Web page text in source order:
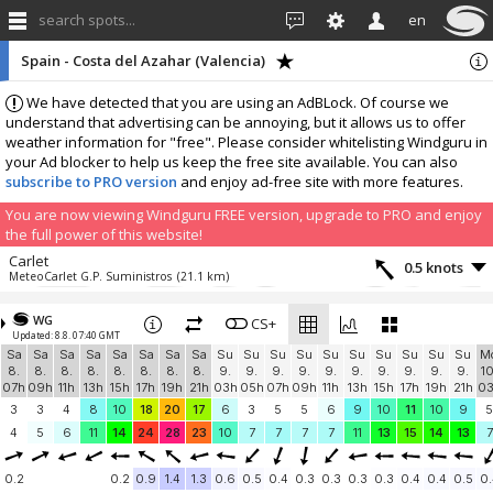
search spots... en
We have detected that you are using an AdBLock. Of course we
understand that advertising can be annoying, but it allows us to offer
weather information for "free". Please consider whitelisting Windguru in
your Ad blocker to help us keep the free site available. You can also
subscribe to PRO version and enjoy ad-free site with more features.
You are now viewing Windguru FREE version, upgrade to PRO and enjoy
the full power of this website!
Spain - Costa del Azahar (Valencia)
Carlet
MeteoCarlet G.P. Suministros (21.1 km) 0.5 knots
Benimodo
MeteoBenimodo (23.4 km)
Carlet Caseta del Banc
MeteoCarlet Caseta del Banc (26.6 km)
2.9 knots
Pobla Marina
Winterkite (29.1 km)
3.7 knots
Playa de l'Ahuir
Gandia Surf (32.2 km)
4.1 knots
BonVol Milagrosa
WG
Updated: 8.8. 07:40 GMT
CS+
Sa
8.
07h
Sa
8.
09h
Sa
8.
11h
Sa
8.
13h
Sa
8.
15h
Sa
8.
17h
Sa
8.
19h
Sa
8.
21h
Su
9.
03h
Su
9.
05h
Su
9.
07h
Su
9.
09h
Su
9.
11h
Su
9.
13h
Su
9.
15h
Su
9.
17h
Su
9.
19h
Su
9.
21h
3
3 4 8 10 18 20 17 6 3 5 5 6 9 10 11 10 9
5
4
5 6 11 14 24 28 23 10 7 7 7 7 11 13 15 14 13 7
0.2 0.2 0.9 1.4 1.3 0.6 0.5 0.4 0.3 0.3 0.3 0.3 0.4 0.4 0.5